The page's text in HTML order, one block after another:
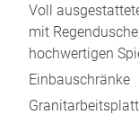
Voll
mit
hochwertigen
Einbauschränke